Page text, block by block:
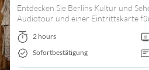
Entdecken Sie Berlins Kultur und
Audiotour und einer Eintrittskarte für
2 hours
Sofortbestätigung